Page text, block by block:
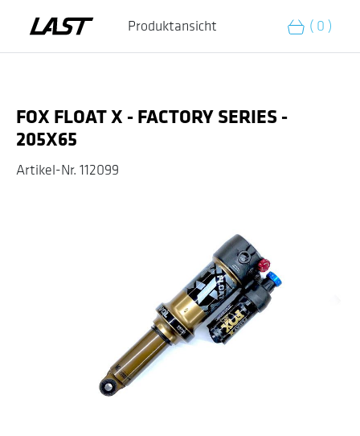
Produktansicht ( 0 )
Zum Warenkorb hinzufügen
FOX FLOAT X - FACTORY SERIES -
205X65
Artikel-Nr. 112099